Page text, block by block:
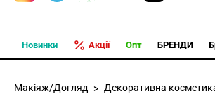
Новинки Акції Опт БРЕНДИ
Макіяж/Догляд Декоративна